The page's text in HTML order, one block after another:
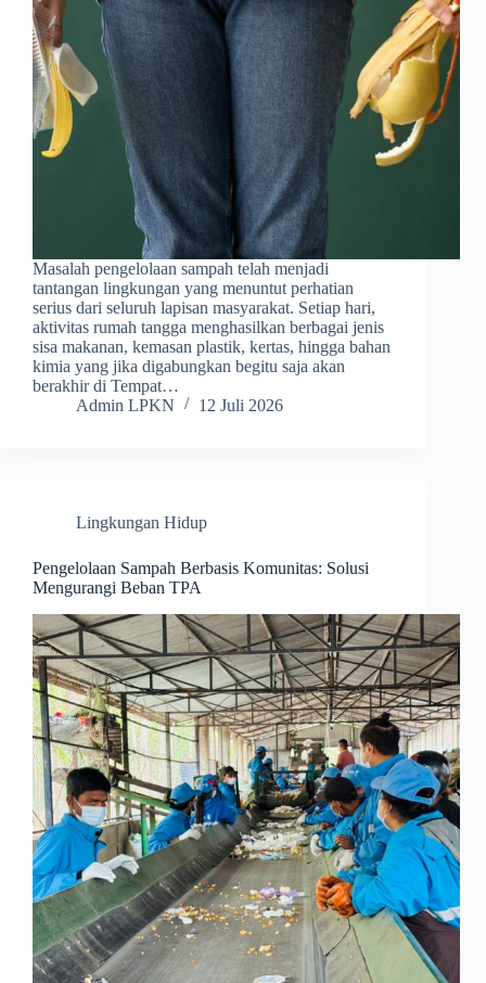
Masalah pengelolaan sampah telah menjadi
tantangan lingkungan yang menuntut perhatian
serius dari seluruh lapisan masyarakat. Setiap hari,
aktivitas rumah tangga menghasilkan berbagai jenis
sisa makanan, kemasan plastik, kertas, hingga bahan
kimia yang jika digabungkan begitu saja akan
berakhir di Tempat…
Admin LPKN
12 Juli 2026
Lingkungan Hidup
Pengelolaan Sampah Berbasis Komunitas: Solusi
Mengurangi Beban TPA